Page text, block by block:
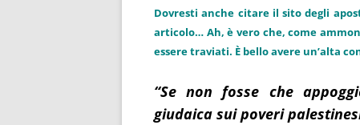
Dovresti anche citare il sito degli
articolo… Ah, è vero che, come
essere traviati. È bello avere un’alta
“Se non fosse che
giudaica sui poveri